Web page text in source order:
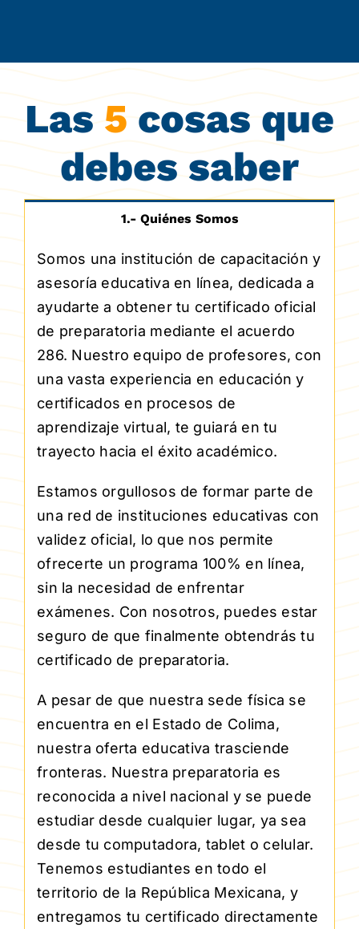
Las 5 cosas que
debes saber
1.- Quiénes Somos
Somos una institución de capacitación y
asesoría educativa en línea, dedicada a
ayudarte a obtener tu certificado oficial
de preparatoria mediante el acuerdo
286. Nuestro equipo de profesores, con
una vasta experiencia en educación y
certificados en procesos de
aprendizaje virtual, te guiará en tu
trayecto hacia el éxito académico.
Estamos orgullosos de formar parte de
una red de instituciones educativas con
validez oficial, lo que nos permite
ofrecerte un programa 100% en línea,
sin la necesidad de enfrentar
exámenes. Con nosotros, puedes estar
seguro de que finalmente obtendrás tu
certificado de preparatoria.
A pesar de que nuestra sede física se
encuentra en el Estado de Colima,
nuestra oferta educativa trasciende
fronteras. Nuestra preparatoria es
reconocida a nivel nacional y se puede
estudiar desde cualquier lugar, ya sea
desde tu computadora, tablet o celular.
Tenemos estudiantes en todo el
territorio de la República Mexicana, y
entregamos tu certificado directamente